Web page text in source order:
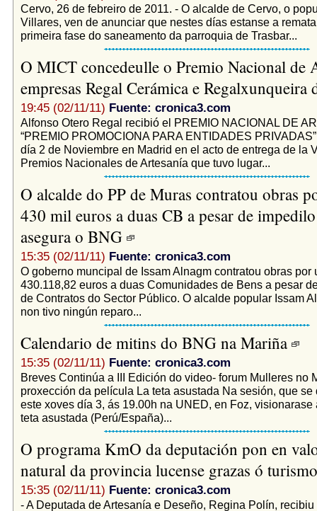
Cervo, 26 de febreiro de 2011. - O alcalde de Cervo, o
Villares, ven de anunciar que nestes días estanse a
primeira fase do saneamento da parroquia de Trasbar...
O MICT concedeulle o Premio Nacional de
empresas Regal Cerámica e
19:45 (02/11/11) Fuente: cronica3.com
Alfonso Otero Regal recibió el PREMIO NACIONAL DE
“PREMIO PROMOCIONA PARA ENTIDADES
día 2 de Noviembre en Madrid en el acto de entrega de la
Premios Nacionales de Artesanía que tuvo lugar...
O alcalde do PP de Muras contratou obras
430 mil euros a duas CB a pesar de
asegura o BNG
15:35 (02/11/11) Fuente: cronica3.com
O goberno muncipal de Issam Alnagm contratou obras por
430.118,82 euros a duas Comunidades de Bens a pesar
de Contratos do Sector Público. O alcalde popular Issam
non tivo ningún reparo...
Calendario de mitins do BNG na Mariña
15:35 (02/11/11) Fuente: cronica3.com
Breves Continúa a III Edición do video- forum Mulleres no
proxección da película La teta asustada Na sesión, que se
este xoves día 3, ás 19.00h na UNED, en Foz, visionarase
teta asustada (Perú/España)...
O programa KmO da deputación pon en
natural da provincia lucense grazas ó
15:35 (02/11/11) Fuente: cronica3.com
- A Deputada de Artesanía e Deseño, Regina Polín, recibiu